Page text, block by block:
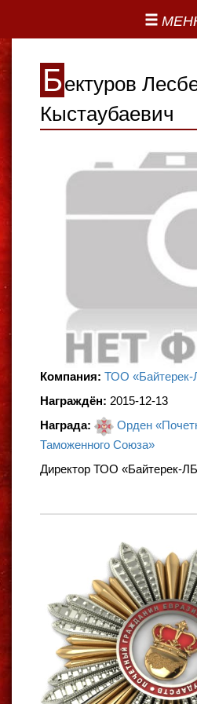
Бектуров
Кыстаубаевич
Компания: ТОО «Байтерек-
Награждён: 2015-12-13
Награда:
Орден
Таможенного Союза»
Директор ТОО «Байтерек-